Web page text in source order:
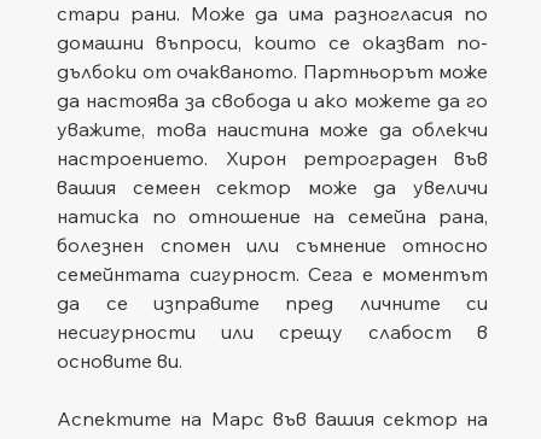
стари рани. Може да има разногласия по
домашни въпроси, които се оказват по-
дълбоки от очакваното. Партньорът може
да настоява за свобода и ако можете да го
уважите, това наистина може да облекчи
настроението. Хирон ретрограден във
вашия семеен сектор може да увеличи
натиска по отношение на семейна рана,
болезнен спомен или съмнение относно
семейнтата сигурност. Сега е моментът
да се изправите пред личните си
несигурности или срещу слабост в
основите ви.
Аспектите на Марс във вашия сектор на